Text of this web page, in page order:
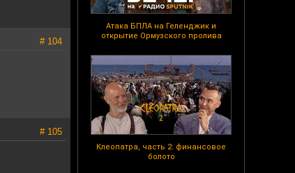
Атака БПЛА на Геленджик и
открытие Ормузского пролива
Клеопатра, часть 2: финансовое
болото
# 104
# 105